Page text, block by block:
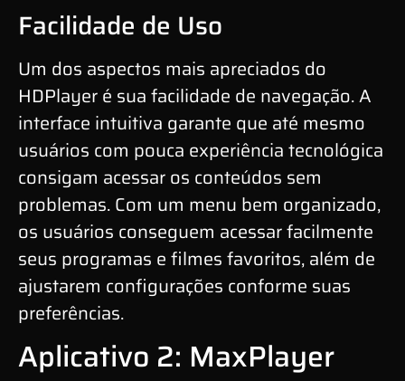
Facilidade de Uso
Um dos aspectos mais apreciados do
HDPlayer é sua facilidade de navegação. A
interface intuitiva garante que até mesmo
usuários com pouca experiência tecnológica
consigam acessar os conteúdos sem
problemas. Com um menu bem organizado,
os usuários conseguem acessar facilmente
seus programas e filmes favoritos, além de
ajustarem configurações conforme suas
preferências.
Aplicativo 2: MaxPlayer